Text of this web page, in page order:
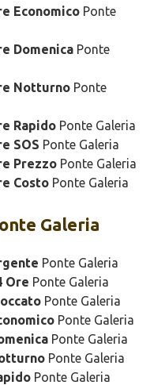
Economico Ponte
Domenica Ponte
Notturno Ponte
Rapido Ponte Galeria
SOS Ponte Galeria
Prezzo Ponte Galeria
Costo Ponte Galeria
Galeria
Ponte Galeria
Ore Ponte Galeria
Ponte Galeria
Ponte Galeria
Ponte Galeria
Ponte Galeria
Ponte Galeria